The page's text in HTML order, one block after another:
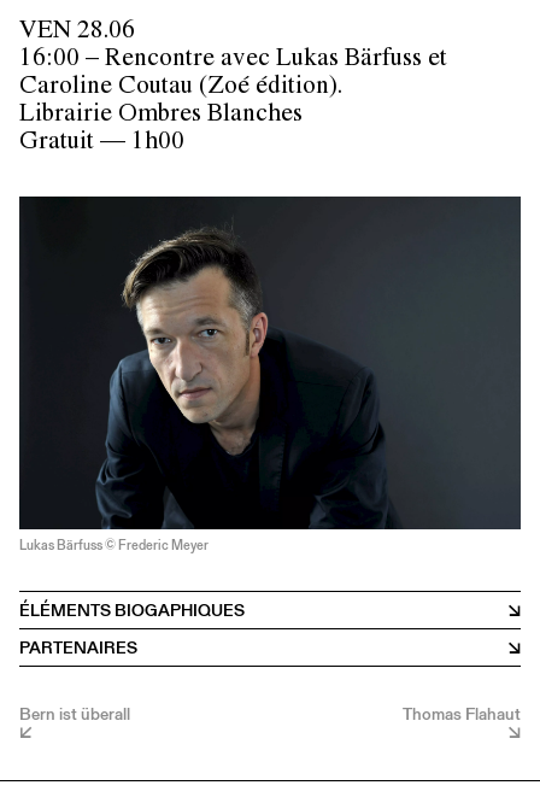
VEN 28.06
16:00 – Rencontre avec Lukas Bärfuss et
Caroline Coutau (Zoé édition).
Librairie Ombres Blanches
Gratuit — 1h00
Lukas Bärfuss © Frederic Meyer
ÉLÉMENTS BIOGAPHIQUES
PARTENAIRES
Bern ist überall Thomas Flahaut